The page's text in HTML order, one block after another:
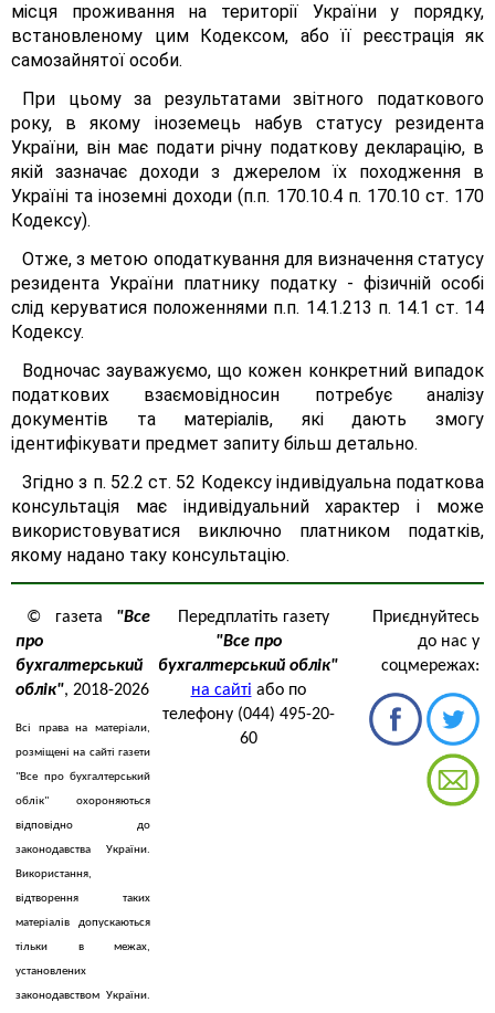
місця проживання на території України у порядку,
встановленому цим Кодексом, або її реєстрація як
самозайнятої особи.
При цьому за результатами звітного податкового
року, в якому іноземець набув статусу резидента
України, він має подати річну податкову декларацію, в
якій зазначає доходи з джерелом їх походження в
Україні та іноземні доходи (п.п. 170.10.4 п. 170.10 ст. 170
Кодексу).
Отже, з метою оподаткування для визначення статусу
резидента України платнику податку - фізичній особі
слід керуватися положеннями п.п. 14.1.213 п. 14.1 ст. 14
Кодексу.
Водночас зауважуємо, що кожен конкретний випадок
податкових взаємовідносин потребує аналізу
документів та матеріалів, які дають змогу
ідентифікувати предмет запиту більш детально.
Згідно з п. 52.2 ст. 52 Кодексу індивідуальна податкова
консультація має індивідуальний характер і може
використовуватися виключно платником податків,
якому надано таку консультацію.
© газета "Все
про
бухгалтерський
облік", 2018-2026
Всі права на матеріали,
розміщені на сайті газети
"Все про бухгалтерський
облік" охороняються
відповідно до
законодавства України.
Використання,
відтворення таких
матеріалів допускаються
тільки в межах,
установлених
законодавством України.
Передплатіть газету
"Все про
бухгалтерський облік"
на сайті або по
телефону (044) 495-20-
60
Приєднуйтесь
до нас у
соцмережах: